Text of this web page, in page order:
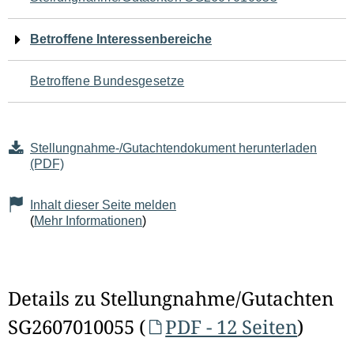
für
den
Seiteninhalt
Betroffene Interessenbereiche
Betroffene Bundesgesetze
Stellungnahme-/Gutachtendokument herunterladen
(PDF)
Inhalt dieser Seite melden
(Mehr Informationen)
Details zu Stellungnahme/Gutachten
SG2607010055 (
PDF - 12 Seiten)